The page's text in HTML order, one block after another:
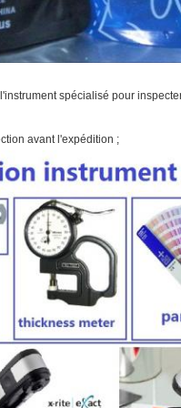
spécialisé pour
avant l'expédition ;